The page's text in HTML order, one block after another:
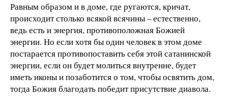
Равным образом и в доме, где ругаются, кричат,
происходит столько всякой всячины – естественно,
ведь есть и энергия, противоположная Божией
энергии. Но если хотя бы один человек в этом доме
постарается противопоставить себя этой сатанинской
энергии, если он будет молиться внутренне, будет
иметь иконы и позаботится о том, чтобы освятить дом,
тогда Божия благодать победит присутствие диавола.